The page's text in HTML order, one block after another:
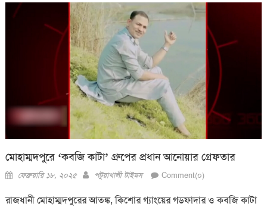
মোহাম্মদপুরে ‘কবজি কাটা’ গ্রুপের প্রধান আনোয়ার গ্রেফতার
Posted
ফেব্রুয়ারি ১৮, ২০২৫ Author
পটুয়াখালী টাইমস Comment(০)
রাজধানী মোহাম্মদপুরের আতঙ্ক, কিশোর গ্যাংয়ের গডফাদার ও কবজি কাটা